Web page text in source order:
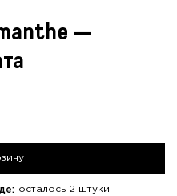
—
осталось 2 штуки